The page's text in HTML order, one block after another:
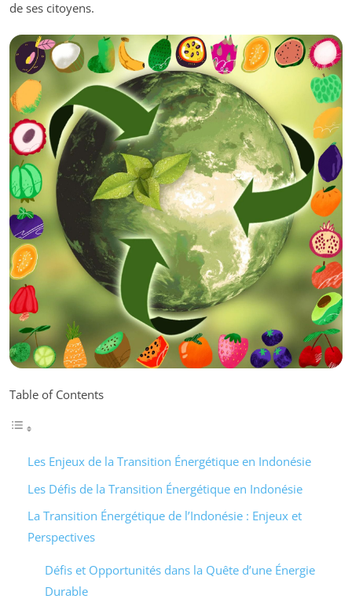
de ses citoyens.
Table of Contents
Les Enjeux de la Transition Énergétique en Indonésie
Les Défis de la Transition Énergétique en Indonésie
La Transition Énergétique de l’Indonésie : Enjeux et
Perspectives
Défis et Opportunités dans la Quête d’une Énergie
Durable